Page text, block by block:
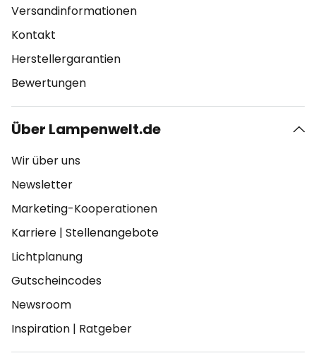
Versandinformationen
Kontakt
Herstellergarantien
Bewertungen
Über Lampenwelt.de
Wir über uns
Newsletter
Marketing-Kooperationen
Karriere | Stellenangebote
Lichtplanung
Gutscheincodes
Newsroom
Inspiration | Ratgeber